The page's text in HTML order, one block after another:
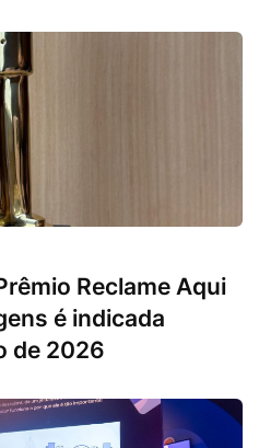
Reclame Aqui
é indicada
de 2026